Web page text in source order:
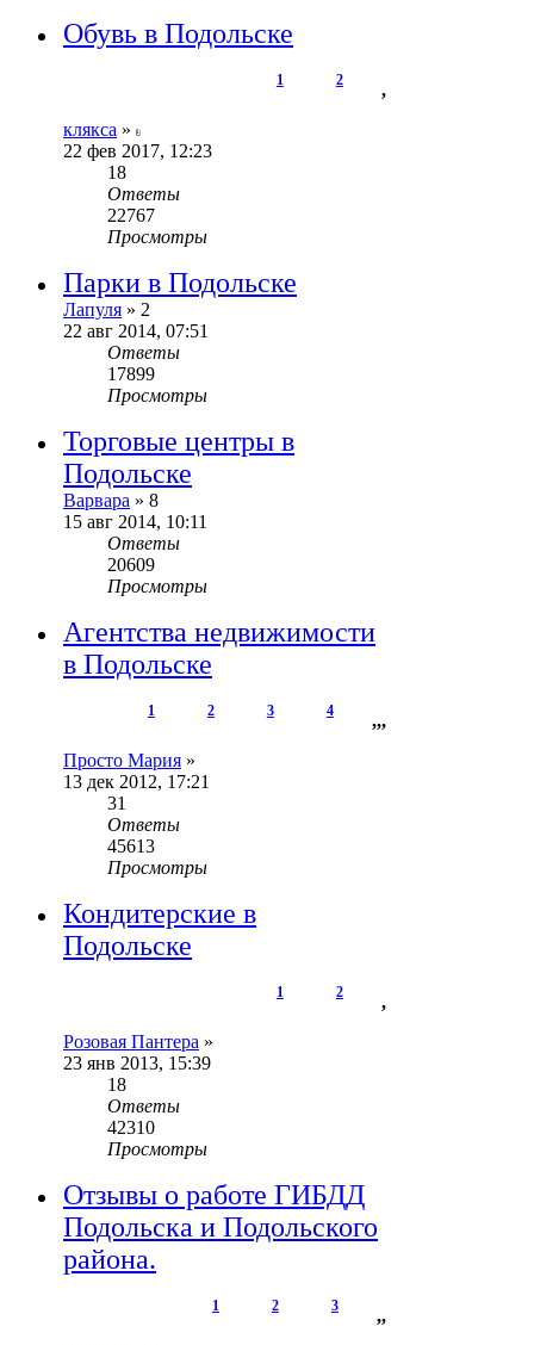
Обувь в Подольске
1 ,
2
клякса »
22 фев 2017, 12:23
18
Ответы
22767
Просмотры
Парки в Подольске
Лапуля »
22 авг 2014, 07:51
2
Ответы
17899
Просмотры
Торговые центры в
Подольске
Варвара »
15 авг 2014, 10:11
8
Ответы
20609
Просмотры
Агентства недвижимости
в Подольске
1 ,
2 ,
3 ,
4
Просто Мария »
13 дек 2012, 17:21
31
Ответы
45613
Просмотры
Кондитерские в
Подольске
1 ,
2
Розовая Пантера »
23 янв 2013, 15:39
18
Ответы
42310
Просмотры
Отзывы о работе ГИБДД
Подольска и Подольского
района.
1 ,
2 ,
3